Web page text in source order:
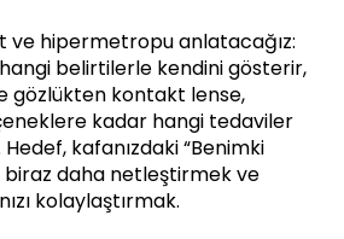
ve hipermetropu anlatacağız:
hangi belirtilerle kendini gösterir,
gözlükten kontakt lense,
kadar hangi tedaviler
kafanızdaki “Benimki
biraz daha netleştirmek ve
kolaylaştırmak.